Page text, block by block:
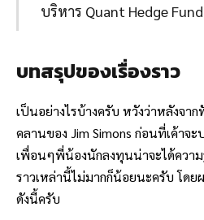
บริหาร Quant Hedge Fund
บทสรุปของเรื่องราว
เป็นอย่างไรบ้างครับ หวังว่าหลังจาก
คลานของ Jim Simons ก่อนที่เค้าจะ
เพื่อนๆพี่น้องนักลงทุนน่าจะได้ความ
ราวเหล่านี้ไม่มากก็น้อยนะครับ โดย
ดังนี้ครับ